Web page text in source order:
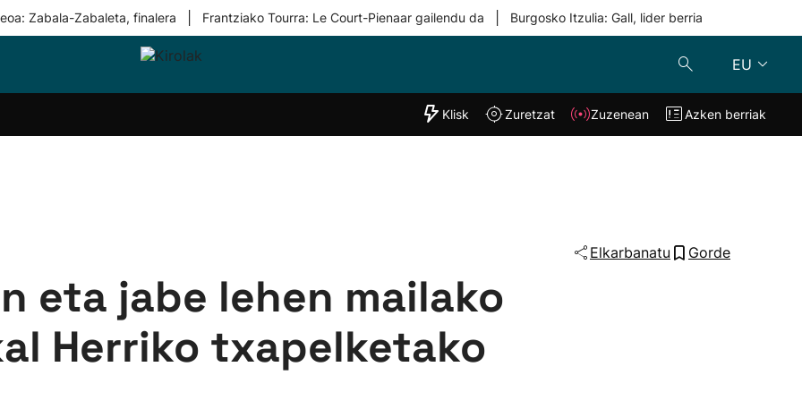
Zabala-Zabaleta, finalera Frantziako Tourra: Le Court-Pienaar gailendu da Burgosko Itzulia: Gall, lider berria
EU
Taldeak
"Helmuga"
Klisk Zuzenean
Klisk Zuretzat Zuzenean Azken berriak
Elkarbanatu Gorde
eta jabe lehen mailako
Herriko txapelketako